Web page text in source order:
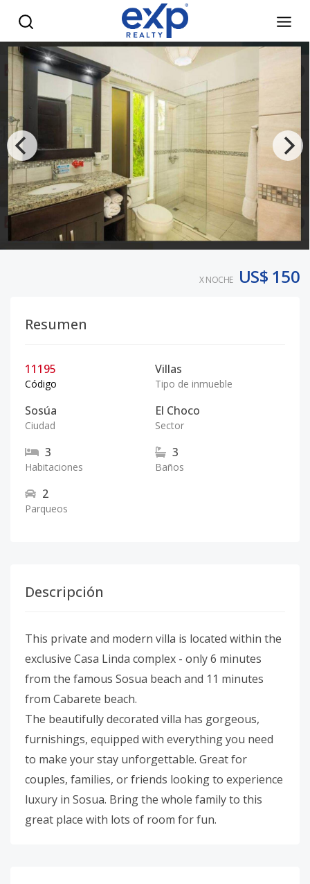
X NOCHE US$ 150
Resumen
11195
Código
Villas
Tipo de inmueble
Sosúa
Ciudad
El Choco
Sector
3
Habitaciones
3
Baños
2
Parqueos
Descripción
This private and modern villa is located within the
exclusive Casa Linda complex - only 6 minutes
from the famous Sosua beach and 11 minutes
from Cabarete beach.
The beautifully decorated villa has gorgeous,
furnishings, equipped with everything you need
to make your stay unforgettable. Great for
couples, families, or friends looking to experience
luxury in Sosua. Bring the whole family to this
great place with lots of room for fun.
Villa 843 - eXp Realty República Dominicana